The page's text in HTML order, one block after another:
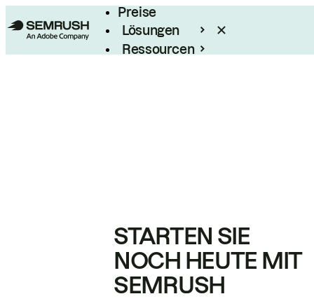
Preise
Lösungen
Ressourcen
STARTEN SIE
NOCH HEUTE MIT
SEMRUSH